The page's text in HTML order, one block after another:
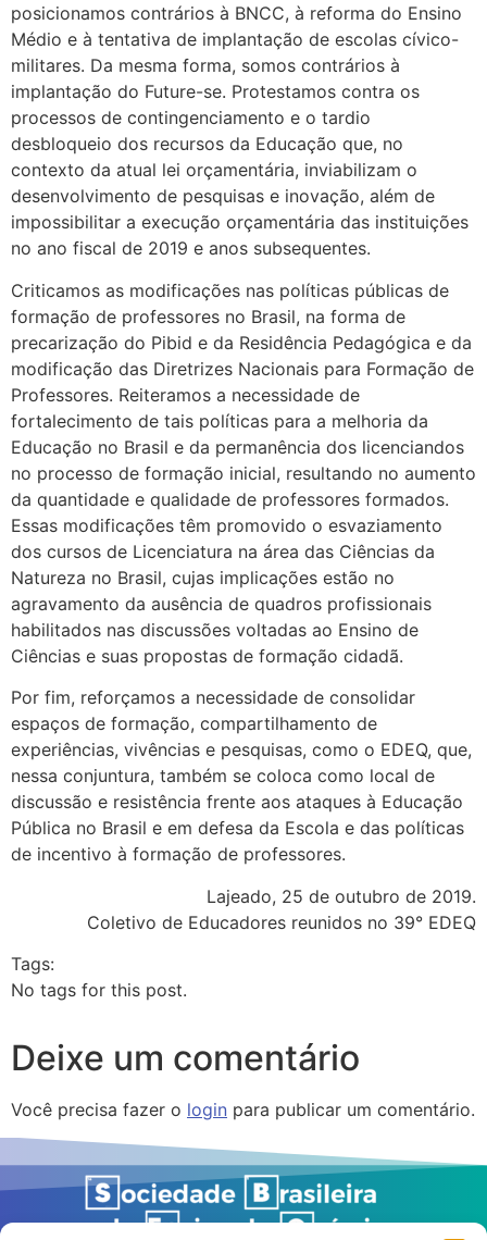
posicionamos contrários à BNCC, à reforma do Ensino
Médio e à tentativa de implantação de escolas cívico-
militares. Da mesma forma, somos contrários à
implantação do Future-se. Protestamos contra os
processos de contingenciamento e o tardio
desbloqueio dos recursos da Educação que, no
contexto da atual lei orçamentária, inviabilizam o
desenvolvimento de pesquisas e inovação, além de
impossibilitar a execução orçamentária das instituições
no ano fiscal de 2019 e anos subsequentes.
Criticamos as modificações nas políticas públicas de
formação de professores no Brasil, na forma de
precarização do Pibid e da Residência Pedagógica e da
modificação das Diretrizes Nacionais para Formação de
Professores. Reiteramos a necessidade de
fortalecimento de tais políticas para a melhoria da
Educação no Brasil e da permanência dos licenciandos
no processo de formação inicial, resultando no aumento
da quantidade e qualidade de professores formados.
Essas modificações têm promovido o esvaziamento
dos cursos de Licenciatura na área das Ciências da
Natureza no Brasil, cujas implicações estão no
agravamento da ausência de quadros profissionais
habilitados nas discussões voltadas ao Ensino de
Ciências e suas propostas de formação cidadã.
Por fim, reforçamos a necessidade de consolidar
espaços de formação, compartilhamento de
experiências, vivências e pesquisas, como o EDEQ, que,
nessa conjuntura, também se coloca como local de
discussão e resistência frente aos ataques à Educação
Pública no Brasil e em defesa da Escola e das políticas
de incentivo à formação de professores.
Lajeado, 25 de outubro de 2019.
Coletivo de Educadores reunidos no 39° EDEQ
Tags:
No tags for this post.
Deixe um comentário
Você precisa fazer o login para publicar um comentário.